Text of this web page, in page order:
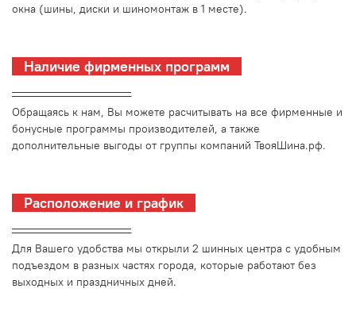
окна (шины, диски и шиномонтаж в 1 месте).
Наличие фирменных программ
_________________________
Обращаясь к нам, Вы можете расчитывать на все фирменные и
бонусные программы производителей, а также
дополнительные выгоды от группы компаний ТвояШина.рф.
Расположение и график
_________________________
Для Вашего удобства мы открыли 2 шинных центра с удобным
подъездом в разных частях города, которые работают без
выходных и праздничных дней.